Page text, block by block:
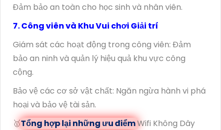
Đảm bảo an toàn cho học sinh và nhân viên.
7. Công viên và Khu Vui chơi Giải trí
Giám sát các hoạt động trong công viên: Đảm
bảo an ninh và quản lý hiệu quả khu vực công
cộng.
Bảo vệ các cơ sở vật chất: Ngăn ngừa hành vi phá
hoại và bảo vệ tài sản.
🥇️Tổng hợp lại những ưu điểmWifi Không Dây